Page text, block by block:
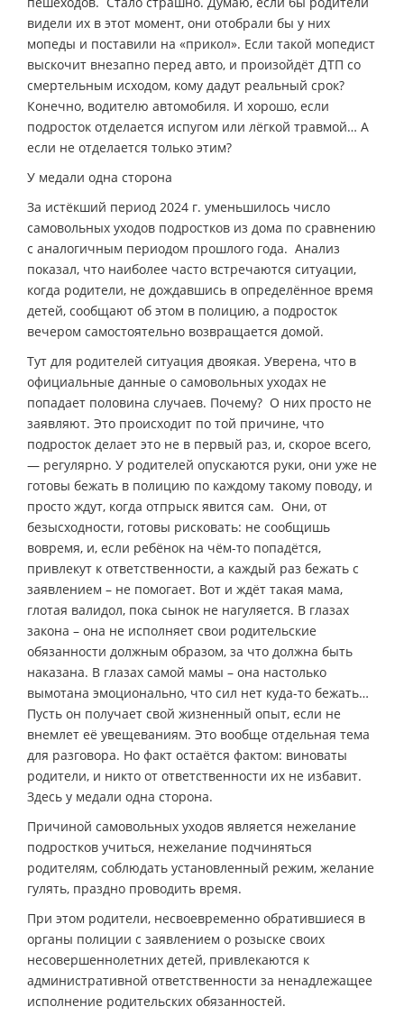
видели их в этот момент, они отобрали бы у них
мопеды и поставили на «прикол». Если такой мопедист
выскочит внезапно перед авто, и произойдёт ДТП со
смертельным исходом, кому дадут реальный срок?
Конечно, водителю автомобиля. И хорошо, если
подросток отделается испугом или лёгкой травмой… А
если не отделается только этим?
У медали одна сторона
За истёкший период 2024 г. уменьшилось число
самовольных уходов подростков из дома по сравнению
с аналогичным периодом прошлого года. Анализ
показал, что наиболее часто встречаются ситуации,
когда родители, не дождавшись в определённое время
детей, сообщают об этом в полицию, а подросток
вечером самостоятельно возвращается домой.
Тут для родителей ситуация двоякая. Уверена, что в
официальные данные о самовольных уходах не
попадает половина случаев. Почему? О них просто не
заявляют. Это происходит по той причине, что
подросток делает это не в первый раз, и, скорое всего,
— регулярно. У родителей опускаются руки, они уже не
готовы бежать в полицию по каждому такому поводу, и
просто ждут, когда отпрыск явится сам. Они, от
безысходности, готовы рисковать: не сообщишь
вовремя, и, если ребёнок на чём-то попадётся,
привлекут к ответственности, а каждый раз бежать с
заявлением – не помогает. Вот и ждёт такая мама,
глотая валидол, пока сынок не нагуляется. В глазах
закона – она не исполняет свои родительские
обязанности должным образом, за что должна быть
наказана. В глазах самой мамы – она настолько
вымотана эмоционально, что сил нет куда-то бежать…
Пусть он получает свой жизненный опыт, если не
внемлет её увещеваниям. Это вообще отдельная тема
для разговора. Но факт остаётся фактом: виноваты
родители, и никто от ответственности их не избавит.
Здесь у медали одна сторона.
Причиной самовольных уходов является нежелание
подростков учиться, нежелание подчиняться
родителям, соблюдать установленный режим, желание
гулять, праздно проводить время.
При этом родители, несвоевременно обратившиеся в
органы полиции с заявлением о розыске своих
несовершеннолетних детей, привлекаются к
административной ответственности за ненадлежащее
исполнение родительских обязанностей.